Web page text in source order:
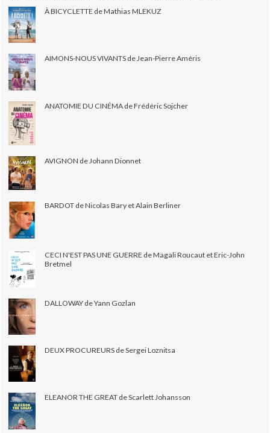
À BICYCLETTE de Mathias MLEKUZ
AIMONS-NOUS VIVANTS de Jean-Pierre Améris
ANATOMIE DU CINÉMA de Frédéric Sojcher
AVIGNON de Johann Dionnet
BARDOT de Nicolas Bary et Alain Berliner
CECI N'EST PAS UNE GUERRE de Magali Roucaut et Eric-John
Bretmel
DALLOWAY de Yann Gozlan
DEUX PROCUREURS de Sergei Loznitsa
ELEANOR THE GREAT de Scarlett Johansson